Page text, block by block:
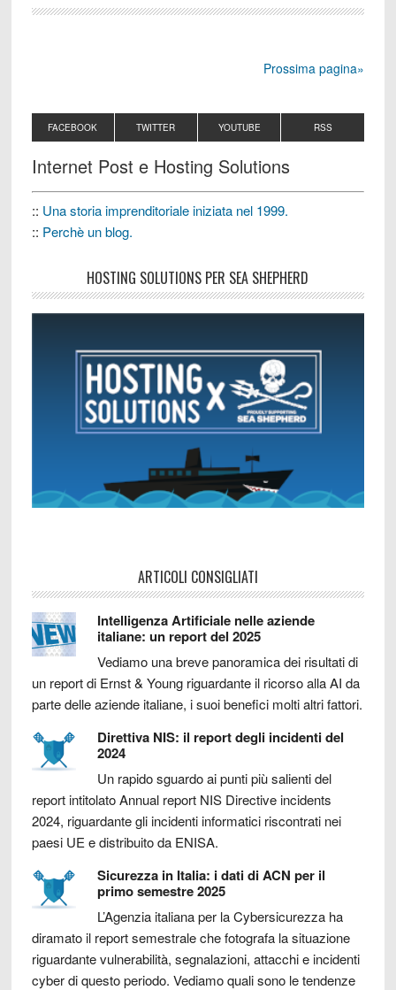
Prossima pagina»
FACEBOOK TWITTER YOUTUBE RSS
Internet Post e Hosting Solutions
:: Una storia imprenditoriale iniziata nel 1999.
:: Perchè un blog.
HOSTING SOLUTIONS PER SEA SHEPHERD
ARTICOLI CONSIGLIATI
Intelligenza Artificiale nelle aziende
italiane: un report del 2025
Vediamo una breve panoramica dei risultati di
un report di Ernst & Young riguardante il ricorso alla AI da
parte delle aziende italiane, i suoi benefici molti altri fattori.
Direttiva NIS: il report degli incidenti del
2024
Un rapido sguardo ai punti più salienti del
report intitolato Annual report NIS Directive incidents
2024, riguardante gli incidenti informatici riscontrati nei
paesi UE e distribuito da ENISA.
Sicurezza in Italia: i dati di ACN per il
primo semestre 2025
L’Agenzia italiana per la Cybersicurezza ha
diramato il report semestrale che fotografa la situazione
riguardante vulnerabilità, segnalazioni, attacchi e incidenti
cyber di questo periodo. Vediamo quali sono le tendenze